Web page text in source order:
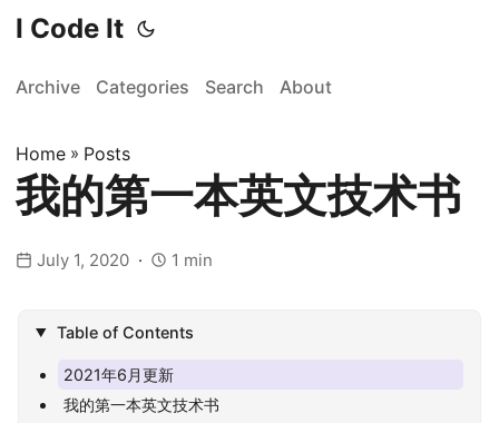
I Code It
Archive Categories Search About
Home » Posts
我的第一本英文技术书
July 1, 2020 1 min
Table of Contents
2021年6月更新
我的第一本英文技术书